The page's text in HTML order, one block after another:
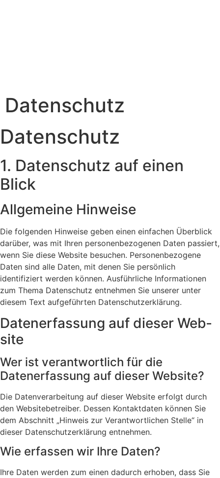
Datenschutz
Datenschutz
1. Daten­­schutz auf einen
Blick
Allgemeine Hinweise
Die folgenden Hinweise geben einen einfachen Überblick
darüber, was mit Ihren personenbezogenen Daten passiert,
wenn Sie diese Website besuchen. Personenbezogene
Daten sind alle Daten, mit denen Sie persönlich
identifiziert werden können. Ausführliche Informationen
zum Thema Datenschutz entnehmen Sie unserer unter
diesem Text aufgeführten Datenschutzerklärung.
Daten­er­fas­sung auf dieser Web­
site
Wer ist verantwortlich für die
Datenerfassung auf dieser Website?
Die Datenverarbeitung auf dieser Website erfolgt durch
den Websitebetreiber. Dessen Kontaktdaten können Sie
dem Abschnitt „Hinweis zur Verantwortlichen Stelle“ in
dieser Datenschutzerklärung entnehmen.
Wie erfassen wir Ihre Daten?
Ihre Daten werden zum einen dadurch erhoben, dass Sie